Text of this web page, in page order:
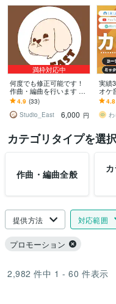
満枠対応中
何度でも修正可能です！
作曲・編曲を行います ボ
カロ、バンドサウンド、E
DM系の楽曲を主に製作し
ています
4.9 (33)
Studio_East
6,000 円
実績
オケ
音程
●著
配信
4.8
カテゴリタイプを選
作曲・編曲全般
提供方法 対応範囲
プロモーション
2,982 件中 1 - 60 件表示